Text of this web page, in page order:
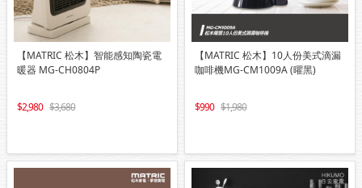
【MATRIC 松木】智能感知陶瓷電
暖器 MG-CH0804P
2,980 3,680
【MATRIC 松木】10人份美式滴漏
咖啡機MG-CM1009A (曜黑)
990 1,980